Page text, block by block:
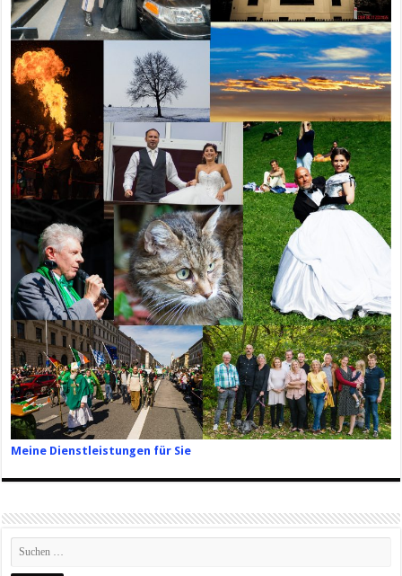
Meine Dienstleistungen für Sie